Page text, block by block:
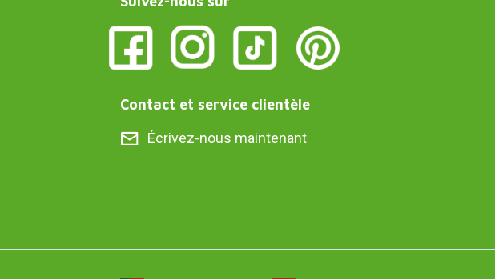
Contact et service clientèle
Écrivez-nous maintenant